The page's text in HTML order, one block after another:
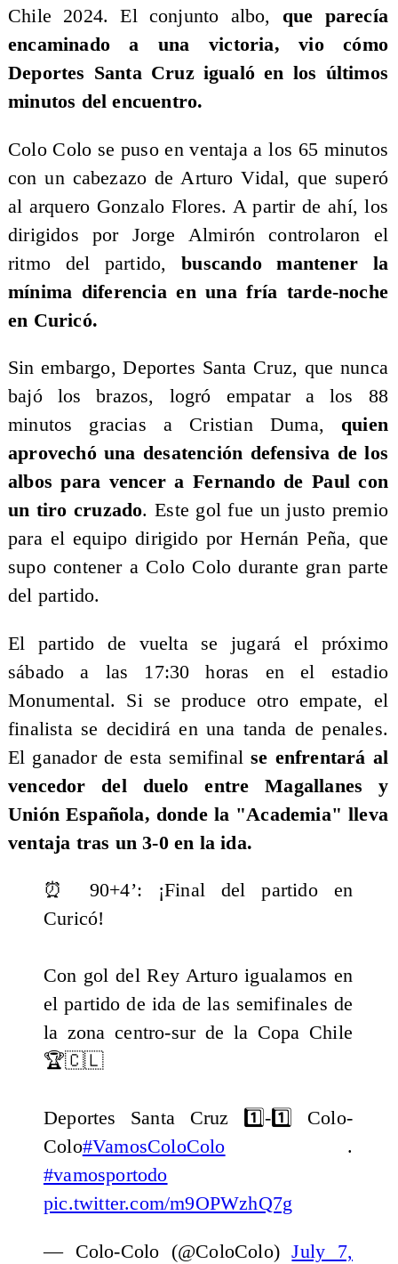
Chile 2024. El conjunto albo, que parecía
encaminado a una victoria, vio cómo
Deportes Santa Cruz igualó en los últimos
minutos del encuentro.
Colo Colo se puso en ventaja a los 65 minutos
con un cabezazo de Arturo Vidal, que superó
al arquero Gonzalo Flores. A partir de ahí, los
dirigidos por Jorge Almirón controlaron el
ritmo del partido,
buscando mantener la
mínima diferencia en una fría tarde-noche
en Curicó.
Sin embargo, Deportes Santa Cruz, que nunca
bajó los brazos, logró empatar a los 88
minutos gracias a Cristian Duma, quien
aprovechó una desatención defensiva de los
albos para vencer a Fernando de Paul con
un tiro cruzado. Este gol fue un justo premio
para el equipo dirigido por Hernán Peña, que
supo contener a Colo Colo durante gran parte
del partido.
El partido de vuelta se jugará el próximo
sábado a las 17:30 horas en el estadio
Monumental. Si se produce otro empate, el
finalista se decidirá en una tanda de penales.
El ganador de esta semifinalse enfrentará al
vencedor del duelo entre Magallanes y
Unión Española, donde la "Academia" lleva
ventaja tras un 3-0 en la ida.
⏰ 90+4’: ¡Final del partido en
Curicó!
Con gol del Rey Arturo igualamos en
el partido de ida de las semifinales de
la zona centro-sur de la Copa Chile
🏆🇨🇱
Deportes Santa Cruz 1️⃣-1️⃣ Colo-
Colo#VamosColoColo .
#vamosportodo
pic.twitter.com/m9OPWzhQ7g
— Colo-Colo (@ColoColo)July 7,